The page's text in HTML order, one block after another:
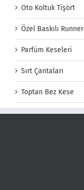
Oto Koltuk Tişört
Özel Baskılı Runner
Parfüm Keseleri
Sırt Çantaları
Toptan Bez Kese